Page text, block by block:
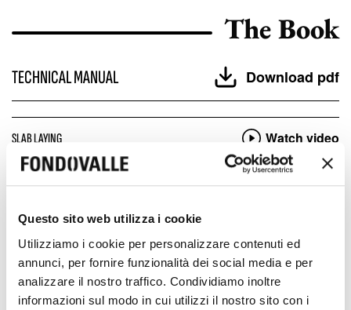
Questo sito web utilizza i cookie
Utilizziamo i cookie per personalizzare contenuti ed
annunci, per fornire funzionalità dei social media e per
analizzare il nostro traffico. Condividiamo inoltre
informazioni sul modo in cui utilizzi il nostro sito con i
The Book
TECHNICAL MANUAL Download pdf
SLAB LAYING Watch video
HANDLING SLAB ON SITE
CRATE HANDLING Watch video
CLEANING TIPS Download pdf